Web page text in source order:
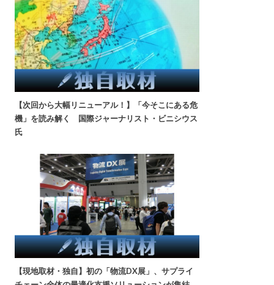
【次回から大幅リニューアル！】「今そこにある危
機」を読み解く 国際ジャーナリスト・ビニシウス
氏
【現地取材・独自】初の「物流DX展」、サプライ